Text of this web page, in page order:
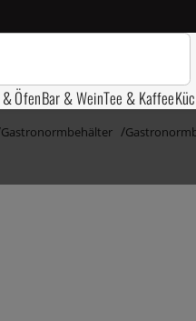
ÖfenBar & WeinTee & Kaffee
Gastronormbehälter